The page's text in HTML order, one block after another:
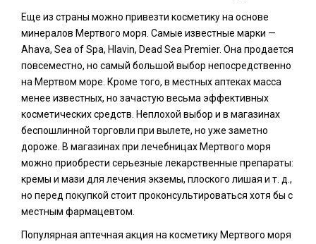
Еще из страны можно привезти косметику на основе
минералов Мертвого моря. Самые известные марки —
Ahava, Sea of Spa, Hlavin, Dead Sea Premier. Она продается
повсеместно, но самый большой выбор непосредственно
на Мертвом море. Кроме того, в местных аптеках масса
менее известных, но зачастую весьма эффективных
косметических средств. Неплохой выбор и в магазинах
беспошлинной торговли при вылете, но уже заметно
дороже. В магазинах при лечебницах Мертвого моря
можно приобрести серьезные лекарственные препараты:
кремы и мази для лечения экземы, плоского лишая и т. д.,
но перед покупкой стоит проконсультироваться хотя бы с
местным фармацевтом.
Популярная аптечная акция на косметику Мертвого моря